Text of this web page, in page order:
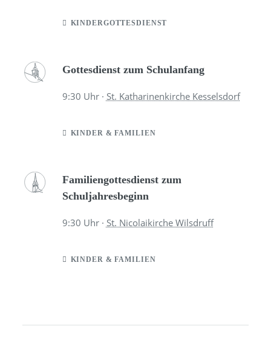
KINDERGOTTESDIENST
Gottesdienst zum Schulanfang
9:30 Uhr · St. Katharinenkirche Kesselsdorf
KINDER & FAMILIEN
Familiengottesdienst zum
Schuljahresbeginn
9:30 Uhr · St. Nicolaikirche Wilsdruff
KINDER & FAMILIEN